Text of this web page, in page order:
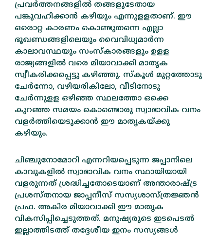
പ്രവര്‍ത്തനങ്ങളില്‍ തങ്ങളുടേതായ
പങ്കുവഹിക്കാന്‍ കഴിയും എന്നുളളതാണ്‌. ഈ
ഒരൊറ്റ കാരണം കൊണ്ടുതന്നെ എല്ലാ
ഭൂഖണ്ഡങ്ങളിലെയും വൈവിധ്യമാര്‍ന്ന
കാലാവസ്ഥയും സംസ്‌കാരങ്ങളും ഉളള
രാജ്യങ്ങളില്‍ വരെ മിയാവാക്കി മാതൃക
സ്വീകരിക്കപ്പെട്ടു കഴിഞ്ഞു. സ്‌കൂള്‍ മുറ്റത്തോടു
ചേര്‍ന്നോ, വഴിയരികിലോ, വീടിനോടു
ചേര്‍ന്നുളള ഒഴിഞ്ഞ സ്ഥലത്തോ ഒക്കെ
കുറഞ്ഞ സമയം കൊണ്ടൊരു സ്വാഭാവിക വനം
വളര്‍ത്തിയെടുക്കാന്‍ ഈ മാതൃകയ്‌ക്കു
കഴിയും.
ചിഞ്ചുനോമോറി എന്നറിയപ്പെടുന്ന ജപ്പാനിലെ
കാവുകളില്‍ സ്വാഭാവിക വനം സ്ഥായിയായി
വളരുന്നത്‌ ശ്രദ്ധിച്ചതോടെയാണ്‌ അന്താരാഷ്ട്ര
പ്രശസ്‌തനായ ജാപ്പനീസ്‌ സസ്യശാസ്‌ത്രജ്ഞന്‍
പ്രഫ. അകിര മിയാവാക്കി ഈ മാതൃക
വികസിപ്പിച്ചെടുത്തത്‌. മനുഷ്യരുടെ ഇടപെടല്‍
ഇല്ലാത്തിടത്ത്‌ തദ്ദേശീയ ഇനം സസ്യങ്ങള്‍